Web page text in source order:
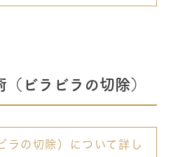
ビラビラの切除）
ラの切除）について詳し